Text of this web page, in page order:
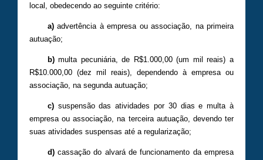
local, obedecendo ao seguinte critério:
a)advertência à empresa ou associação, na primeira
autuação;
b)multa pecuniária, de R$1.000,00 (um mil reais) a
R$10.000,00 (dez mil reais), dependendo à empresa ou
associação, na segunda autuação;
c)suspensão das atividades por 30 dias e multa à
empresa ou associação, na terceira autuação, devendo ter
suas atividades suspensas até a regularização;
d)cassação do alvará de funcionamento da empresa